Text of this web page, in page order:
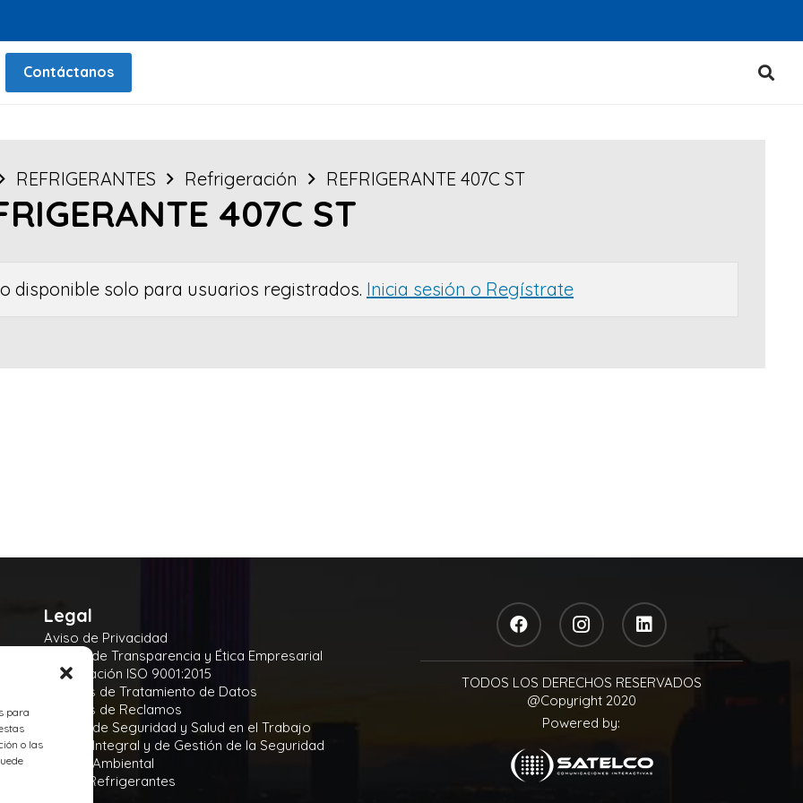
para
o las
Contáctanos
REFRIGERANTES Refrigeración REFRIGERANTE 407C ST
407C ST
disponible solo para usuarios registrados. Inicia sesión o Regístrate
Legal
Aviso de Privacidad
Manual de Transparencia y Ética Empresarial
Certificación ISO 9001:2015
Políticas de Tratamiento de Datos
Políticas de Reclamos
Política de Seguridad y Salud en el Trabajo
Política Integral y de Gestión de la Seguridad
Política Ambiental
Gases Refrigerantes
TODOS LOS DERECHOS RESERVADOS
@Copyright 2020
Powered by: